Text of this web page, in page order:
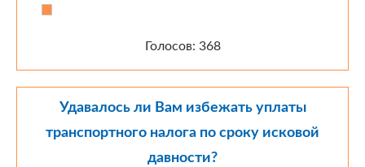
Голосов: 368
Удавалось ли Вам избежать уплаты
транспортного налога по сроку исковой
давности?